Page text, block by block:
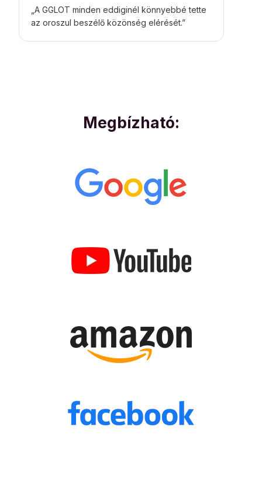
„A GGLOT minden eddiginél könnyebbé tette
az oroszul beszélő közönség elérését.”
Megbízható: